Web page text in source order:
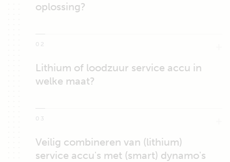
oplossing?
02
Lithium of loodzuur service accu in
welke maat?
03
Veilig combineren van (lithium)
service accu's met (smart) dynamo's